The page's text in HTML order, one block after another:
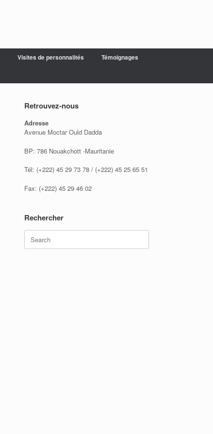
Visites de personnalités
Témoignages
Retrouvez-nous
Adresse
Avenue Moctar Ould Dadda
BP: 786 Nouakchott -Mauritanie
Tél: (+222) 45 29 73 78 / (+222) 45 25 65 51
Fax: (+222) 45 29 46 02
Rechercher
Search
for: